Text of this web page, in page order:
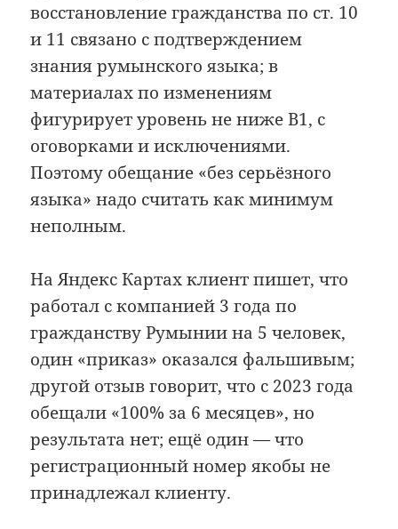
восстановление гражданства по ст. 10
и 11 связано с подтверждением
знания румынского языка; в
материалах по изменениям
фигурирует уровень не ниже B1, с
оговорками и исключениями.
Поэтому обещание «без серьёзного
языка» надо считать как минимум
неполным.
На Яндекс Картах клиент пишет, что
работал с компанией 3 года по
гражданству Румынии на 5 человек,
один «приказ» оказался фальшивым;
другой отзыв говорит, что с 2023 года
обещали «100% за 6 месяцев», но
результата нет; ещё один — что
регистрационный номер якобы не
принадлежал клиенту.